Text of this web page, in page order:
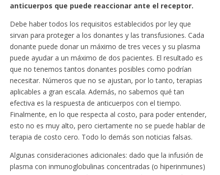
anticuerpos que puede reaccionar ante el receptor.
Debe haber todos los requisitos establecidos por ley que
sirvan para proteger a los donantes y las transfusiones. Cada
donante puede donar un máximo de tres veces y su plasma
puede ayudar a un máximo de dos pacientes. El resultado es
que no tenemos tantos donantes posibles como podrían
necesitar. Números que no se ajustan, por lo tanto, terapias
aplicables a gran escala. Además, no sabemos qué tan
efectiva es la respuesta de anticuerpos con el tiempo.
Finalmente, en lo que respecta al costo, para poder entender,
esto no es muy alto, pero ciertamente no se puede hablar de
terapia de costo cero. Todo lo demás son noticias falsas.
Algunas consideraciones adicionales: dado que la infusión de
plasma con inmunoglobulinas concentradas (o hiperinmunes)